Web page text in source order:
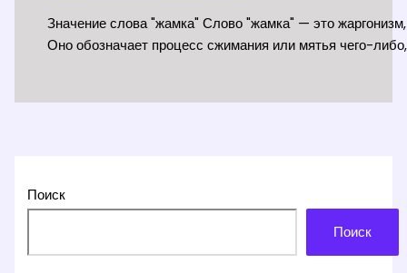
Значение слова "жамка" Слово "жамка" — это
Оно обозначает процесс сжимания или мятья чего-
Поиск
Поиск